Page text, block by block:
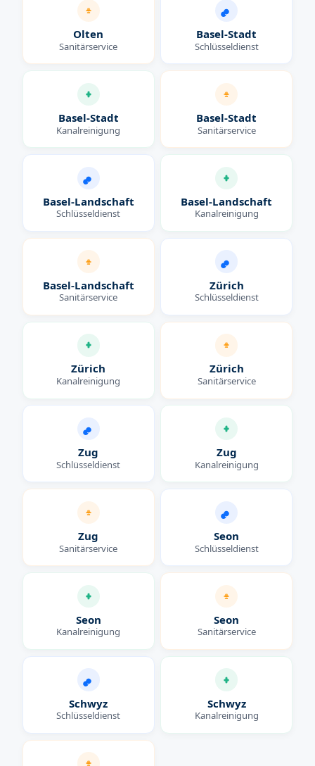
Olten
Sanitärservice
Basel-Stadt
Schlüsseldienst
Basel-Stadt
Kanalreinigung
Basel-Stadt
Sanitärservice
Basel-Landschaft
Schlüsseldienst
Basel-Landschaft
Kanalreinigung
Basel-Landschaft
Sanitärservice
Zürich
Schlüsseldienst
Zürich
Kanalreinigung
Zürich
Sanitärservice
Zug
Schlüsseldienst
Zug
Kanalreinigung
Zug
Sanitärservice
Seon
Schlüsseldienst
Seon
Kanalreinigung
Seon
Sanitärservice
Schwyz
Schlüsseldienst
Schwyz
Kanalreinigung